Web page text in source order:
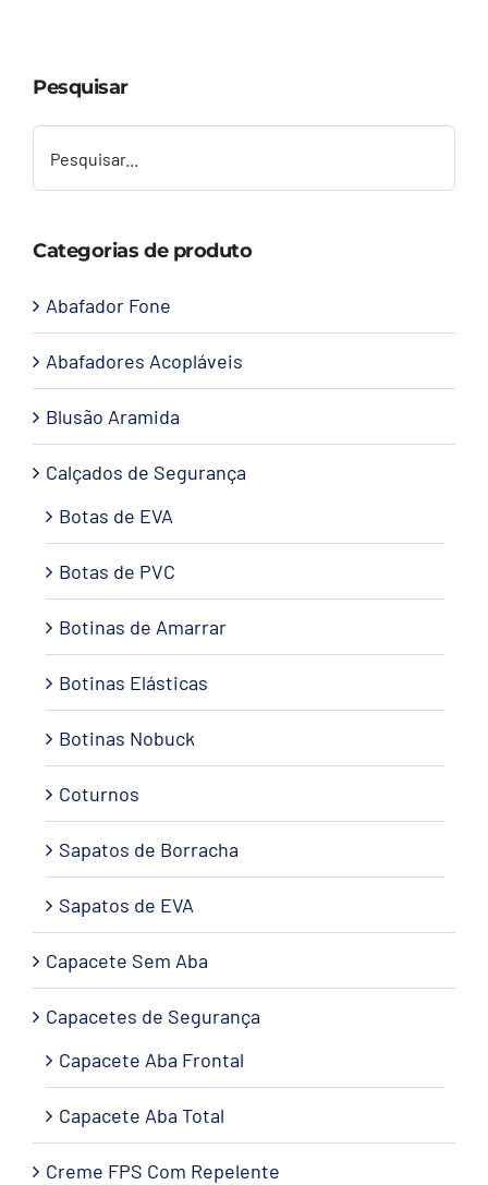
Contato
Pesquisar
Categorias de produto
Abafador Fone
Abafadores Acopláveis
Blusão Aramida
Calçados de Segurança
Botas de EVA
Botas de PVC
Botinas de Amarrar
Botinas Elásticas
Botinas Nobuck
Coturnos
Sapatos de Borracha
Sapatos de EVA
Capacete Sem Aba
Capacetes de Segurança
Capacete Aba Frontal
Capacete Aba Total
Creme FPS Com Repelente